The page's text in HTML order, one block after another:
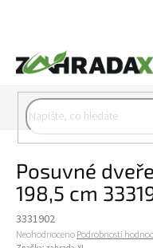
Posuvné
198,5 cm
3331902
Průměrné hodnocení
NeohodnocenoPodrobnosti